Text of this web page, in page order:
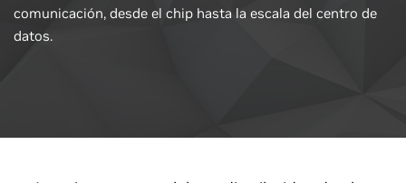
comunicación, desde el chip hasta la escala del centro de
datos.